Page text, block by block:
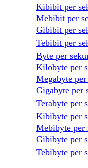
Kibibit per
Mebibit per
Gibibit per
Tebibit per
Byte per
Kilobyte per
Megabyte
Gigabyte per
Terabyte per
Kibibyte per
Mebibyte
Gibibyte per
Tebibyte per